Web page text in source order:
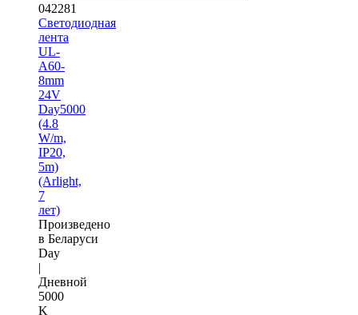
042281
Светодиодная
лента
UL-
A60-
8mm
24V
Day5000
(4.8
W/m,
IP20,
5m)
(Arlight,
7
лет)
Произведено
в Беларуси
Day
|
Дневной
5000
K